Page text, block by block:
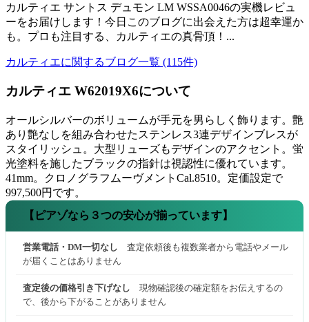
カルティエ サントス デュモン LM WSSA0046の実機レビュ
ーをお届けします！今日このブログに出会えた方は超幸運か
も。プロも注目する、カルティエの真骨頂！...
カルティエに関するブログ一覧 (115件)
カルティエ W62019X6について
オールシルバーのボリュームが手元を男らしく飾ります。艶
あり艶なしを組み合わせたステンレス3連デザインブレスが
スタイリッシュ。大型リューズもデザインのアクセント。蛍
光塗料を施したブラックの指針は視認性に優れています。
41mm。クロノグラフムーヴメントCal.8510。定価設定で
997,500円です。
【ピアゾなら３つの安心が揃っています】
営業電話・DM一切なし 査定依頼後も複数業者から電話やメール
が届くことはありません
査定後の価格引き下げなし 現物確認後の確定額をお伝えするの
で、後から下がることがありません